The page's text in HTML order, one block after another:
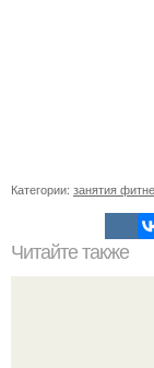
Категории: занятия
Читайте также